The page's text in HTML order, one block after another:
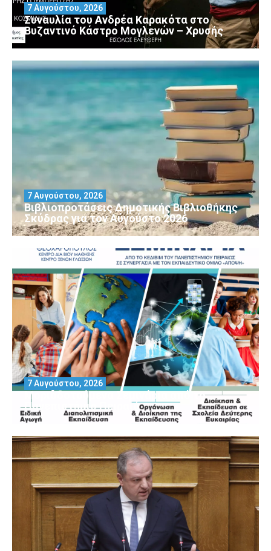
Συναυλία του Ανδρέα Καρακότα στο
Βυζαντινό Κάστρο Μογλενών – Χρυσής
7 Αυγούστου, 2026
Βιβλιοπροτάσεις Δημοτικής Βιβλιοθήκης
Σκύδρας για τον Αύγούστο 2026
7 Αυγούστου, 2026
Μοριοδοτούμενα Σεμινάρια από το
Πανεπιστήμιο Πειραιά
7 Αυγούστου, 2026